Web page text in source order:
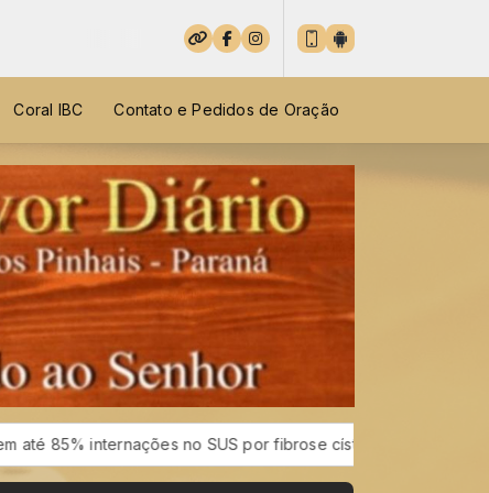
Coral IBC Contato e Pedidos de Oração
no SUS por fibrose cística Rio concentra quase um